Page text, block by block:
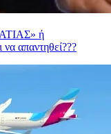
ή
απαντηθεί???